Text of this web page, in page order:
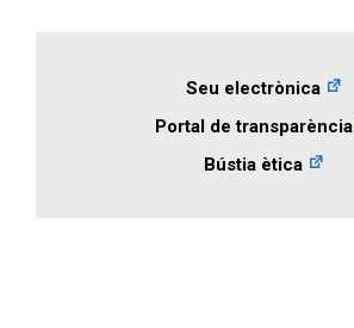
Seu electrònica
Portal de transparència
Bústia ètica